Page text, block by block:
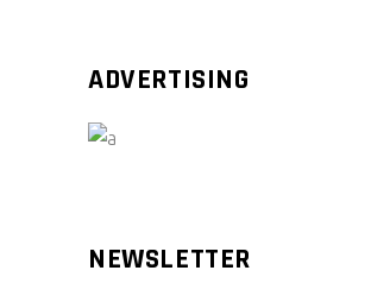
ADVERTISING
NEWSLETTER